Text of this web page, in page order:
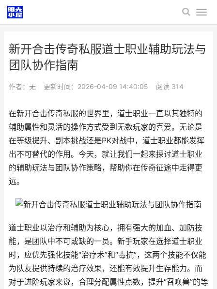
新开合击传奇私服道士职业辅助玩法与
团队协作指南
作者：无 更新时间：2026-04-09 14:40:05 阅读 314
在新开合击传奇私服的世界里，道士职业一直以其独特的
辅助属性和灵活的操作方式受到无数玩家的喜爱。无论是
在等级提升、副本挑战还是PK对战中，道士职业都能发挥
出不可替代的作用。今天，就让我们一起来探讨道士职业
的辅助玩法与团队协作策略，帮助你在传奇征途中走得更
远。
道士职业以治疗和辅助为核心，拥有强大的加血、加防技
能，是团队中不可或缺的一员。新手玩家在选择道士职业
时，应优先强化技能“治疗术”和“毒抗”，这两个技能不仅能
为队友提供持续的治疗效果，还能有效提升生存能力。而
对于进阶玩家来说，合理分配属性点数，提升“召唤兽”的等